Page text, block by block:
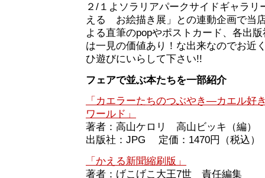
２/１よソラリアパークサイドギャラリ
える お絵描き展」との連動企画で当
よる直筆のpopやポストカード、各出
は一見の価値あり！な出来なのでお近
ひ遊びにいらして下さい!!
フェアで並ぶ本たちを一部紹介
「カエラーたちのつぶやき―カエル好
ワールド」
著者：高山ケロリ 高山ビッキ（編）
出版社：JPG 定価：1470円（税込）
「かえる新聞縮刷版」
著者：げこげこ大王7世 責任編集